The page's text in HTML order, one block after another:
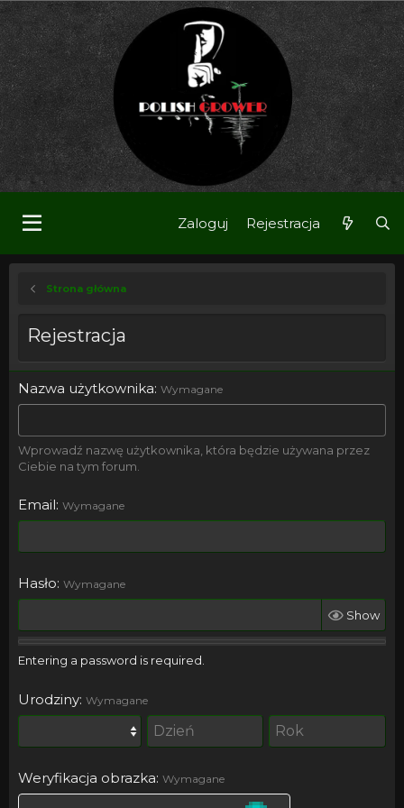
Zaloguj Rejestracja
Strona główna
Rejestracja
Nazwa użytkownika Wymagane
Wprowadź nazwę użytkownika, która będzie używana przez
Ciebie na tym forum.
Email Wymagane
Hasło Wymagane
Show
Entering a password is required.
Urodziny Wymagane
Weryfikacja obrazka Wymagane